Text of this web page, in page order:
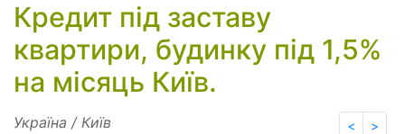
Кредит під заставу
квартири, будинку під 1,5%
на місяць Київ.
< >
Україна / Київ